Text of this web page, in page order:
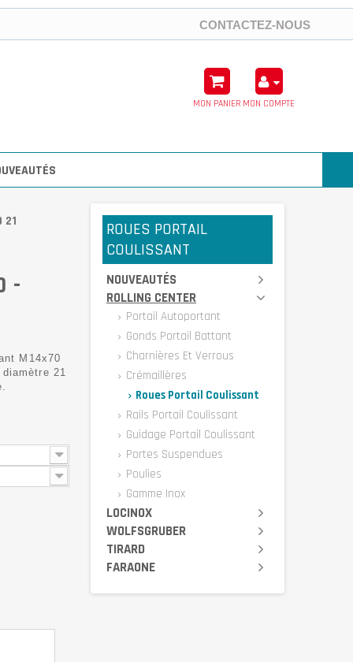
CONTACTEZ-NOUS
MON PANIER MON COMPTE
-
M14x70
21
ROUES PORTAIL
COULISSANT
NOUVEAUTÉS
ROLLING CENTER
Portail Autoportant
Gonds Portail Battant
Charnières Et Verrous
Crémaillères
Roues Portail Coulissant
Rails Portail Coulissant
Guidage Portail Coulissant
Portes Suspendues
Poulies
Gamme Inox
LOCINOX
WOLFSGRUBER
TIRARD
FARAONE